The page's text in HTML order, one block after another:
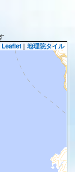
Leaflet | 地理院タイル